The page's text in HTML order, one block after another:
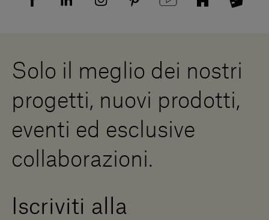
Diventa un rivenditore
Press Area
Informativa Privacy fornitori
Solo il meglio dei nostri
progetti, nuovi prodotti,
eventi ed esclusive
collaborazioni.
Iscriviti alla